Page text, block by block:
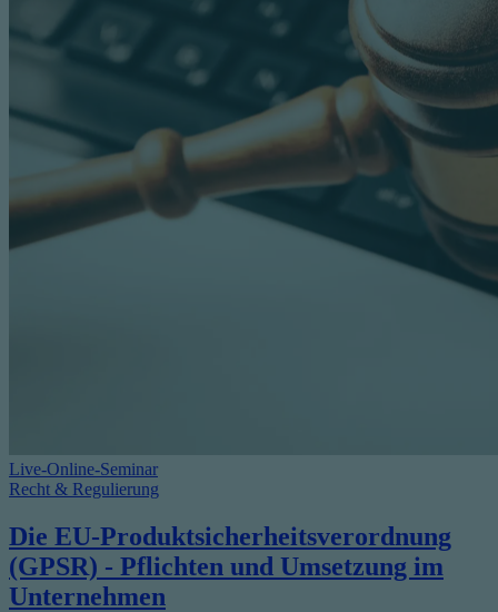
Live-Online-Seminar
Recht & Regulierung
Die EU-Produktsicherheitsverordnung
(GPSR) - Pflichten und Umsetzung im
Unternehmen